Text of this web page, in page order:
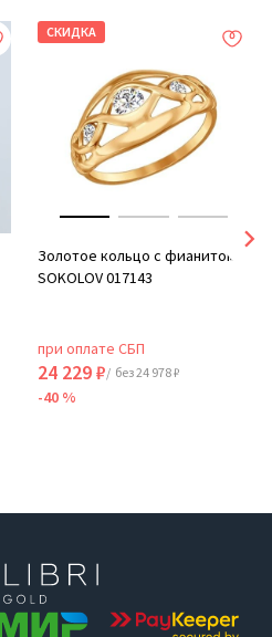
СКИДКА
Золотое кольцо с фианитом
SOKOLOV 017143
при оплате СБП
24 229 ₽/ без 24 978 ₽
-40 %